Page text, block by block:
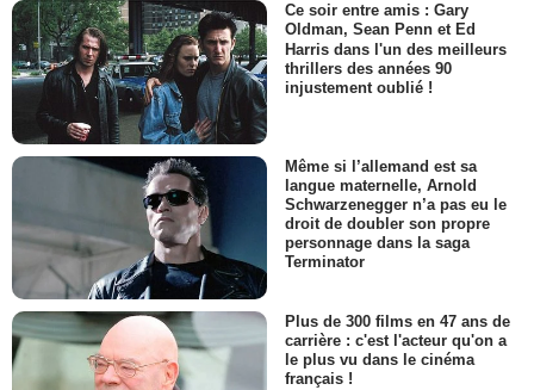
Ce soir entre amis : Gary
Oldman, Sean Penn et Ed
Harris dans l'un des meilleurs
thrillers des années 90
injustement oublié !
Même si l’allemand est sa
langue maternelle, Arnold
Schwarzenegger n’a pas eu le
droit de doubler son propre
personnage dans la saga
Terminator
Plus de 300 films en 47 ans de
carrière : c'est l'acteur qu'on a
le plus vu dans le cinéma
français !